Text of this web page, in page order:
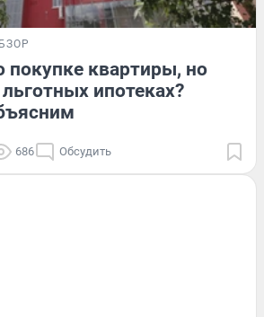
покупке квартиры, но
ипотеках?
686 Обсудить